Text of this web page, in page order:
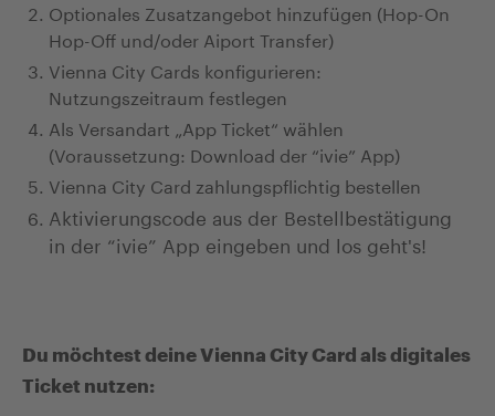
Optionales Zusatzangebot hinzufügen (Hop-On
Hop-Off und/oder Aiport Transfer)
Vienna City Cards konfigurieren:
Nutzungszeitraum festlegen
Als Versandart „App Ticket“ wählen
(Voraussetzung: Download der “ivie” App)
Vienna City Card zahlungspflichtig bestellen
Aktivierungscode aus der Bestellbestätigung
in der “ivie” App eingeben und los geht's!
Du möchtest deine Vienna City Card als digitales
Ticket nutzen: